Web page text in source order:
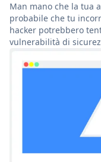
Man mano che la tua
probabile che tu
hacker potrebbero
vulnerabilità di